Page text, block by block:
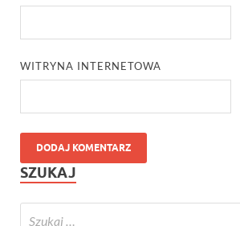
WITRYNA INTERNETOWA
SZUKAJ